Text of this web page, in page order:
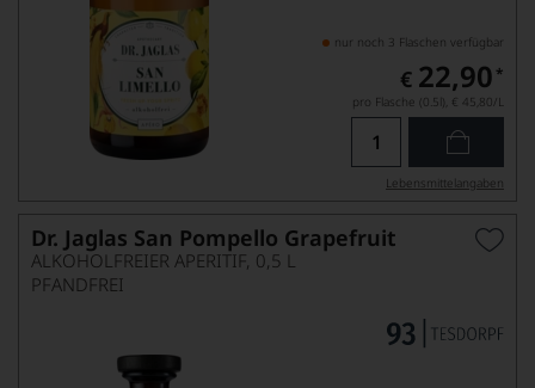
nur noch 3 Flaschen verfügbar
€ 22,90 *
pro Flasche (0.5l), € 45,80/L
Lebensmittel­angaben
Dr. Jaglas San Pompello Grapefruit
ALKOHOLFREIER APERITIF, 0,5 L
PFANDFREI